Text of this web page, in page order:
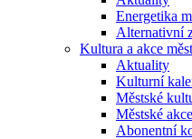
Energetika
Alternativní
Kultura a akce
Aktuality
Kulturní
Městské
Městské akce
Abonentní